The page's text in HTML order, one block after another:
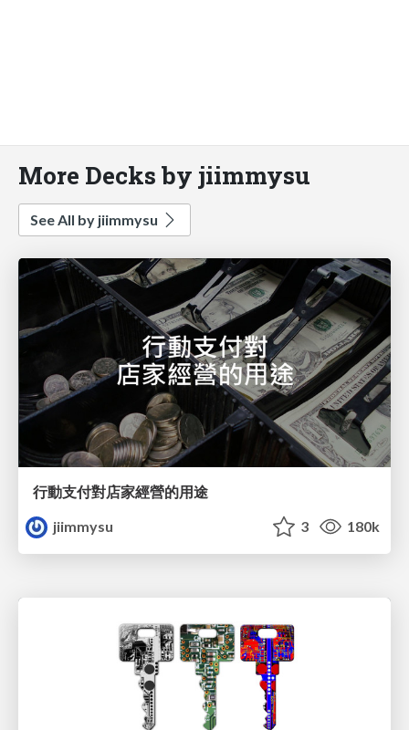
More Decks by jiimmysu
See All by jiimmysu
行動支付對 店家經營的用途
jiimmysu
3 180k